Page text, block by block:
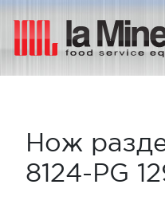
Нож
8124-PG